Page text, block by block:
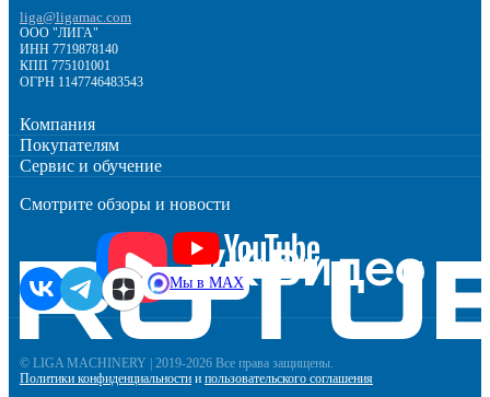
liga@ligamac.com
ООО "ЛИГА"
ИНН 7719878140
КПП 775101001
ОГРН 1147746483543
Компания
Покупателям
Сервис и обучение
Смотрите обзоры и новости
Мы в MAX
© LIGA MACHINERY | 2019-2026 Все права защищены.
Политики конфиденциальности и пользовательского соглашения